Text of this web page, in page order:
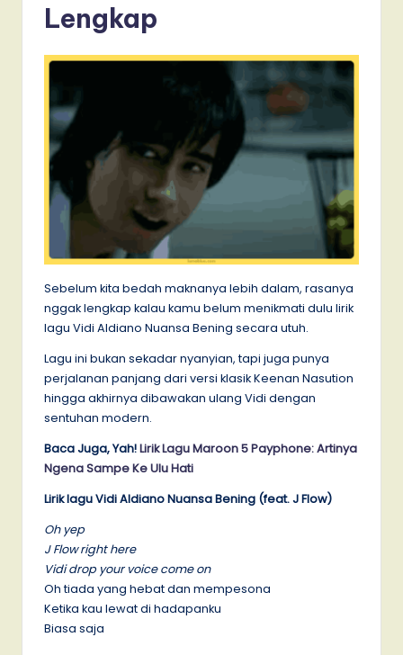
Lengkap
Sebelum kita bedah maknanya lebih dalam, rasanya
nggak lengkap kalau kamu belum menikmati dulu lirik
lagu Vidi Aldiano Nuansa Bening secara utuh.
Lagu ini bukan sekadar nyanyian, tapi juga punya
perjalanan panjang dari versi klasik Keenan Nasution
hingga akhirnya dibawakan ulang Vidi dengan
sentuhan modern.
Baca Juga, Yah!Lirik Lagu Maroon 5 Payphone: Artinya
Ngena Sampe Ke Ulu Hati
Lirik lagu Vidi Aldiano Nuansa Bening (feat. J Flow)
Oh yep
J Flow right here
Vidi drop your voice come on
Oh tiada yang hebat dan mempesona
Ketika kau lewat di hadapanku
Biasa saja